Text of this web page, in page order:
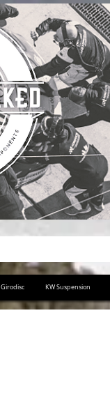
Girodisc KW Suspension